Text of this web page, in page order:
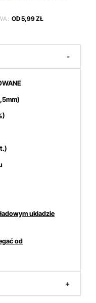
OD 5,99 ZŁ
-
układzie
od
+